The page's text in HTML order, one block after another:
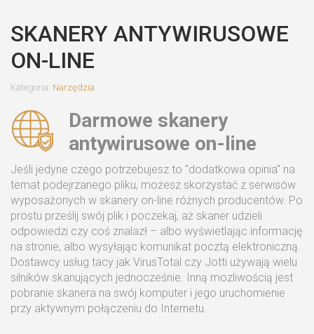
SKANERY ANTYWIRUSOWE
ON-LINE
Kategoria: Narzędzia
Darmowe skanery
antywirusowe on-line
Jeśli jedyne czego potrzebujesz to "dodatkowa opinia" na
temat podejrzanego pliku, możesz skorzystać z serwisów
wyposażonych w skanery on-line różnych producentów. Po
prostu prześlij swój plik i poczekaj, aż skaner udzieli
odpowiedzi czy coś znalazł – albo wyświetlając informację
na stronie, albo wysyłając komunikat pocztą elektroniczną.
Dostawcy usług tacy jak VirusTotal czy Jotti używają wielu
silników skanujących jednocześnie. Inną mozliwością jest
pobranie skanera na swój komputer i jego uruchomienie
przy aktywnym połączeniu do Internetu.